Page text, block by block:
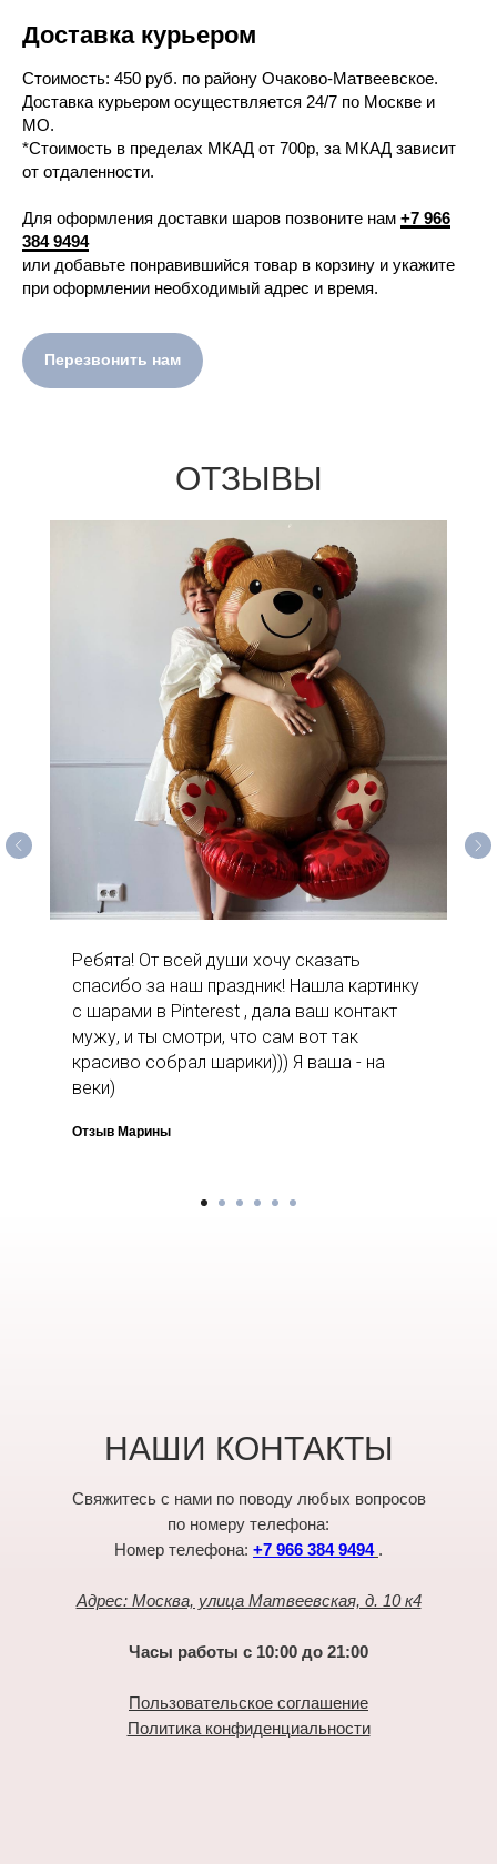
Доставка курьером
Cтоимость: 450 руб. по району Очаково-Матвеевское.
Доставка курьером осуществляется 24/7 по Москве и
МО.
*Стоимость в пределах МКАД от 700р, за МКАД зависит
от отдаленности.
Для оформления доставки шаров позвоните нам +7 966
384 9494
или добавьте понравившийся товар в корзину и укажите
при оформлении необходимый адрес и время.
Перезвонить нам
ОТЗЫВЫ
Ребята! От всей души хочу сказать
спасибо за наш праздник! Нашла картинку
с шарами в Pinterest , дала ваш контакт
мужу, и ты смотри, что сам вот так
красиво собрал шарики))) Я ваша - на
веки)
Отзыв Марины
НАШИ КОНТАКТЫ
Свяжитесь с нами по поводу любых вопросов
по номеру телефона:
Номер телефона: +7 966 384 9494 .
Адрес: Москва, улица Матвеевская, д. 10 к4
Часы работы с 10:00 до 21:00
Пользовательское соглашение
Политика конфиденциальности